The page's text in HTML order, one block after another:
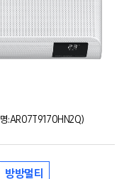
:AR07T9170HN2Q)
방방멀티